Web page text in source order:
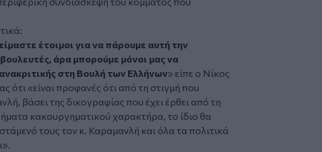
έτοιμοι για να πάρουμε αυτή την
άρα μπορούμε μόνοι μας να
στη Βουλή των Ελλήνων» είπε ο Νίκος
ότι «είναι προφανές ότι από τη στιγμή που
βάσει της δικογραφίας που έχει έρθει από τη
κακουργηματικού χαρακτήρα, το ίδιο θα
τους τον κ. Καραμανλή και όλα τα πολιτικά